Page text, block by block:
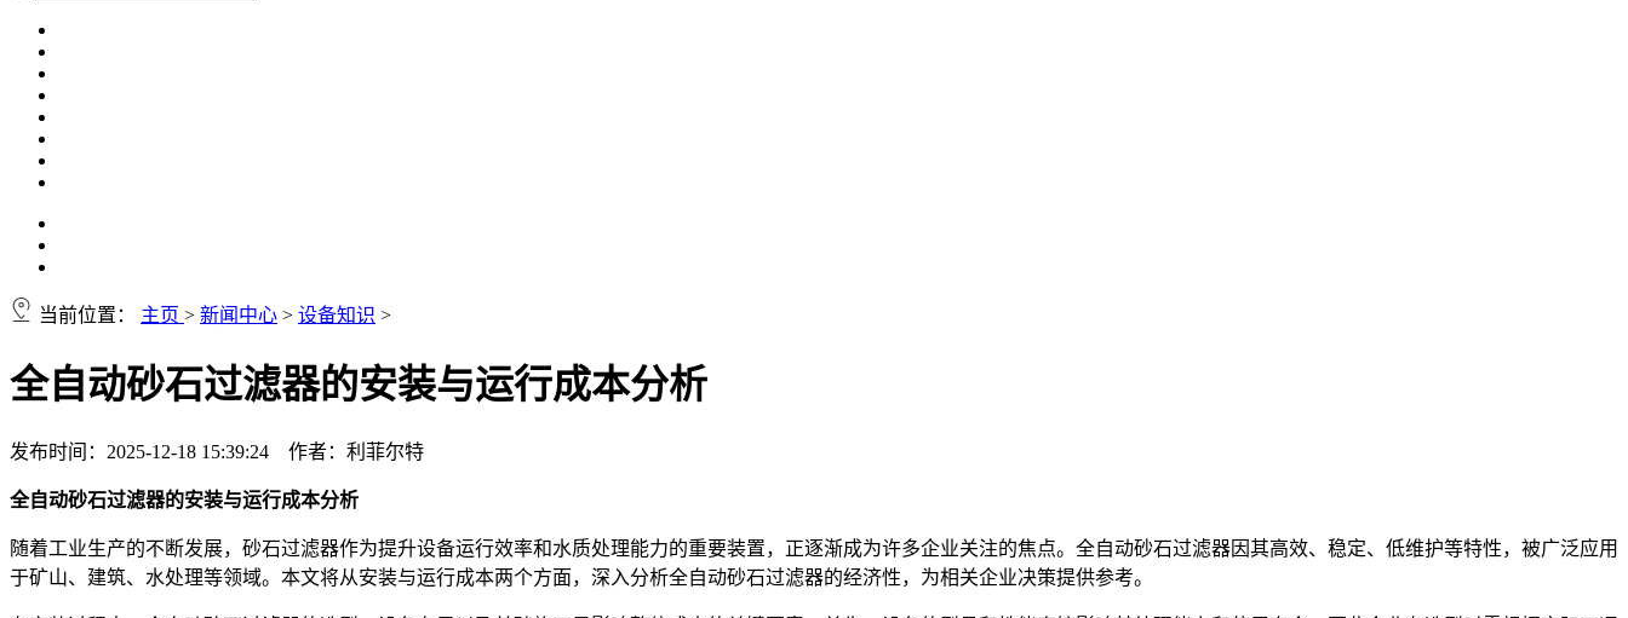
当前位置： 主页 > 新闻中心 > 设备知识 >
全自动砂石过滤器的安装与运行成本分析
发布时间：2025-12-18 15:39:24 作者：利菲尔特
全自动砂石过滤器的安装与运行成本分析
随着工业生产的不断发展，砂石过滤器作为提升设备运行效率和水质处理能力的重要装置，正逐渐成为许多企业关注的焦点。全自动砂石过滤器因其高效、稳定、低维护等特性，被广泛应用
于矿山、建筑、水处理等领域。本文将从安装与运行成本两个方面，深入分析全自动砂石过滤器的经济性，为相关企业决策提供参考。